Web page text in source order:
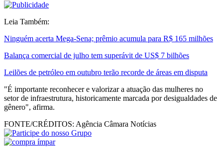
Leia Também:
Ninguém acerta Mega-Sena; prêmio acumula para R$ 165 milhões
Balança comercial de julho tem superávit de US$ 7 bilhões
Leilões de petróleo em outubro terão recorde de áreas em disputa
"É importante reconhecer e valorizar a atuação das mulheres no
setor de infraestrutura, historicamente marcada por desigualdades de
gênero", afirma.
FONTE/CRÉDITOS: Agência Câmara Notícias